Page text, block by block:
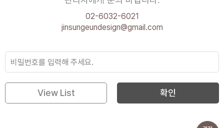
02-6032-6021
jinsungeundesign@gmail.com
View List 확인